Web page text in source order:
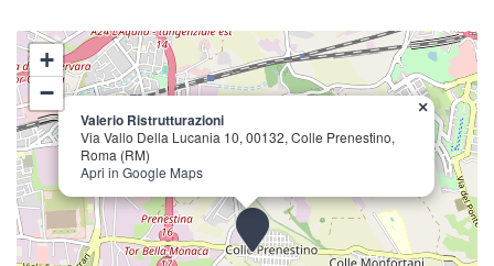
Valerio Ristrutturazioni
Via Vallo Della Lucania 10, 00132, Colle Prenestino,
Roma (RM)
Apri in Google Maps
×
+
−